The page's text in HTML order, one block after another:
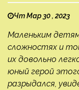
Чт Мар 30 , 2023
Маленьким
сложностях и
их довольно
юный герой
разрыдался,